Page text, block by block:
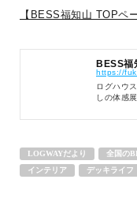
ーでプロアングラーの K
LOGWAYだより
BESSつくば
【BESS福知山 TOPペ
BESS福
https://
ログハウ
しの体感
い。
LOGWAYだより 全国の
インテリア
デッキライフ